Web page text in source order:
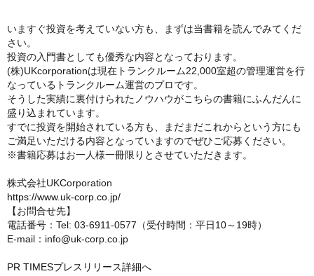
いますぐ投資を考えていない方も、まずは当書籍を読んでみてくだ
さい。
投資の入門書としても優秀な内容となっております。
(株)UKcorporationは現在トランクルーム22,000室超の管理運営を行
なっているトランクルーム運営のプロです。
そうした実績に裏付けられたノウハウがこちらの書籍にふんだんに
盛り込まれています。
すでに投資を開始されている方も、まだまだこれからという方にも
ご満足いただける内容となっていますのでぜひご応募ください。
※書籍応募はお一人様一冊限りとさせていただきます。
株式会社UKCorporation
https://www.uk-corp.co.jp/
【お問合せ先】
電話番号：Tel: 03-6911-0577（受付時間：平日10～19時）
E-mail：info@uk-corp.co.jp
PR TIMESプレスリリース詳細へ